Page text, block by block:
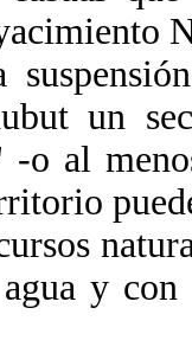
un
-o al
y